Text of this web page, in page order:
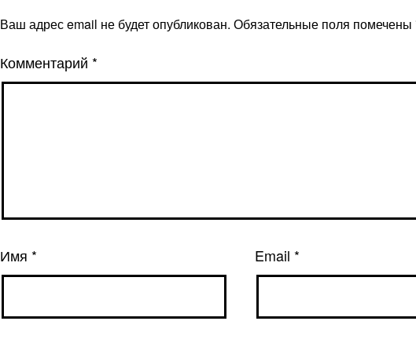
Ваш адрес email не будет опубликован. Обязательные поля помечены
Комментарий *
Имя * Email *